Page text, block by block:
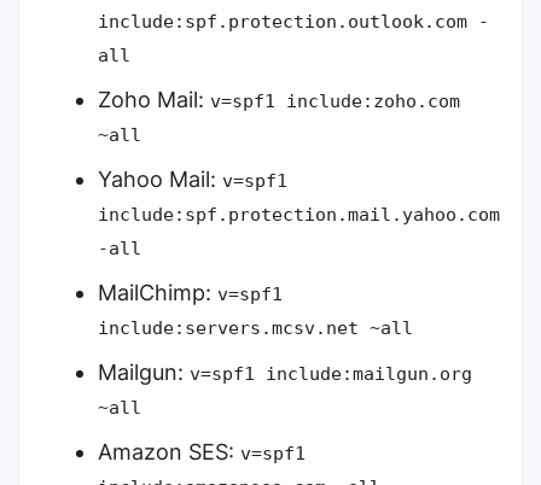
include:spf.protection.outlook.com -
all
Zoho Mail: v=spf1 include:zoho.com
~all
Yahoo Mail: v=spf1
include:spf.protection.mail.yahoo.com
-all
MailChimp: v=spf1
include:servers.mcsv.net ~all
Mailgun: v=spf1 include:mailgun.org
~all
Amazon SES: v=spf1